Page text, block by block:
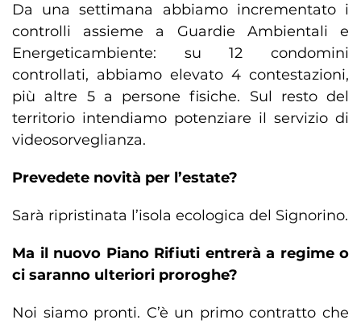
Da una settimana abbiamo incrementato i
controlli assieme a Guardie Ambientali e
Energeticambiente: su 12 condomini
controllati, abbiamo elevato 4 contestazioni,
più altre 5 a persone fisiche. Sul resto del
territorio intendiamo potenziare il servizio di
videosorveglianza.
Prevedete novità per l’estate?
Sarà ripristinata l’isola ecologica del Signorino.
Ma il nuovo Piano Rifiuti entrerà a regime o
ci saranno ulteriori proroghe?
Noi siamo pronti. C’è un primo contratto che